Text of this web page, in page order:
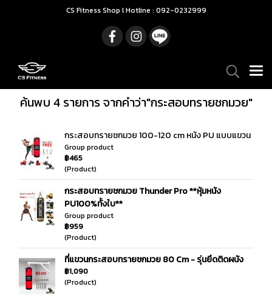
CS Fitness Shop l Hotline : 092-0232999
ค้นพบ 4 รายการ จากคำว่า"กระสอบทรายชกมวย"
กระสอบทรายชกมวย 100-120 cm หนัง PU แบบแขวน
Group product
฿465
(Product)
กระสอบทรายชกมวย Thunder Pro **หุ้มหนัง
PU100%ทั้งใบ**
Group product
฿959
(Product)
ที่แขวนกระสอบทรายชกมวย 80 Cm - รุ่นยึดติดผนัง
฿1,090
(Product)